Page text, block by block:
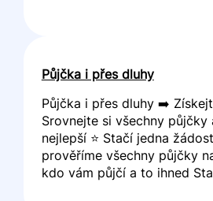
Půjčka i přes dluhy
Půjčka i přes dluhy ➡️
Srovnejte si všechny půjčky
nejlepší ⭐ Stačí jedna
prověříme všechny půjčky
kdo vám půjčí a to ihned